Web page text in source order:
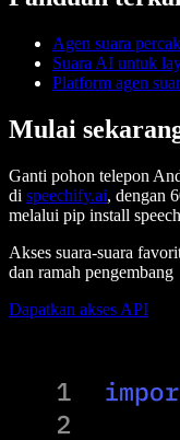
Agen suara
Suara AI untuk
Platform agen
Mulai
Ganti pohon telepon
di speechify.ai, dengan
melalui pip install
Akses suara-suara
dan ramah pengembang
Dapatkan akses API